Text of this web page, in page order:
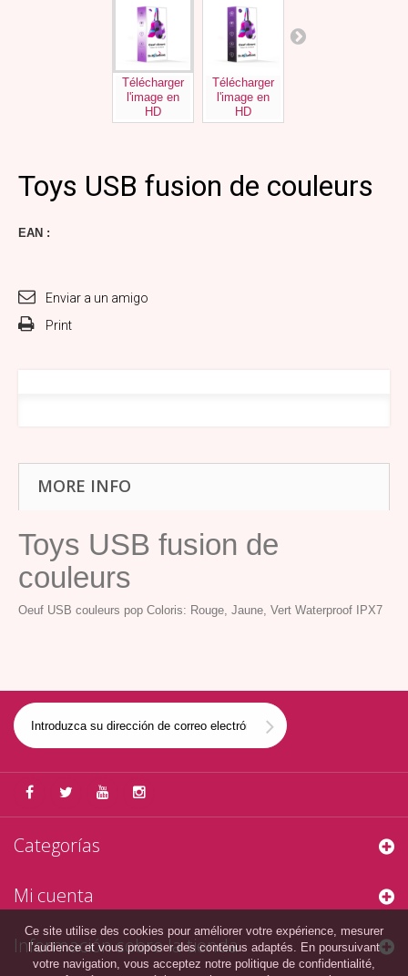
Télécharger
l'image en
HD
Télécharger
l'image en
HD
Toys USB fusion de couleurs
EAN :
Enviar a un amigo
Print
MORE INFO
Toys USB fusion de
couleurs
Oeuf USB couleurs pop Coloris: Rouge, Jaune, Vert Waterproof IPX7
Categorías
Mi cuenta
Información sobre la tienda
Ce site utilise des cookies pour améliorer votre expérience, mesurer
l’audience et vous proposer des contenus adaptés. En poursuivant
votre navigation, vous acceptez notre politique de confidentialité,